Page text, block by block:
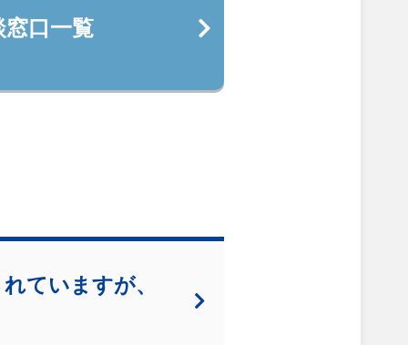
窓口一覧
ていますが、